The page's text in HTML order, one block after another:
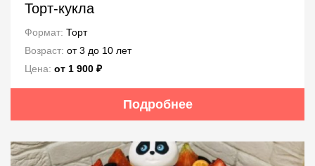
Торт-кукла
Формат: Торт
Возраст: от 3 до 10 лет
Цена: от 1 900 ₽
Подробнее